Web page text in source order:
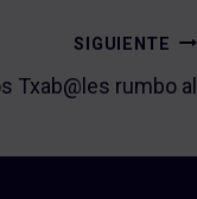
SIGUIENTE
Txab@les rumbo al